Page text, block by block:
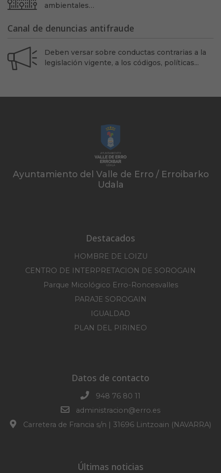
ambientales…
Canal de denuncias antifraude
Deben versar sobre conductas contrarias a la
legislación vigente, a los códigos, políticas...
Ayuntamiento del Valle de Erro / Erroibarko
Udala
Destacados
HOMBRE DE LOIZU
CENTRO DE INTERPRETACION DE SOROGAIN
Parque Micológico Erro-Roncesvalles
PARAJE SOROGAIN
IGUALDAD
PLAN DEL PIRINEO
Datos de contacto
948 76 80 11
administracion@erro.es
Carretera de Francia s/n | 31696 Lintzoain (NAVARRA)
Últimas noticias